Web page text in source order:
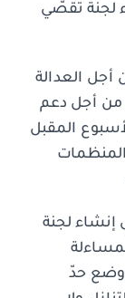
لجنة تقصّي
16 أيلول من أجل العدالة
من أجل دعم
المقبل
لجنة
بجريمة 4 آب والمساءلة
حدّ